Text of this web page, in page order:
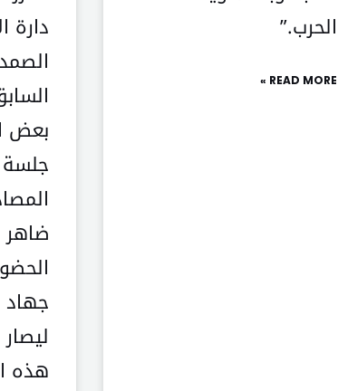
الحرب.”
READ MORE »
دارة
بعض
جهاد
هذه